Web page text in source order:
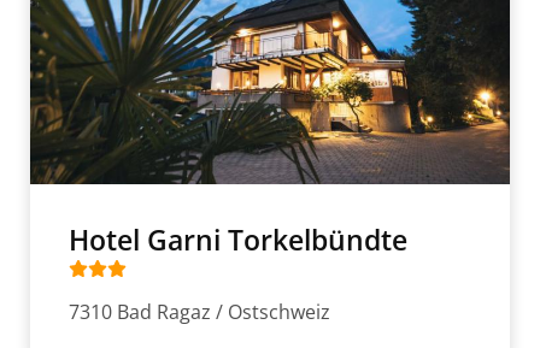
Hotel Garni Torkelbündte
7310 Bad Ragaz / Ostschweiz